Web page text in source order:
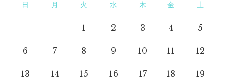
日 月 火 水 木 金 土
1 2 3 4 5
6 7 8 9 10 11 12
13 14 15 16 17 18 19